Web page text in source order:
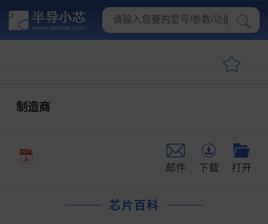
制造商
邮件 下载 打开
芯片百科